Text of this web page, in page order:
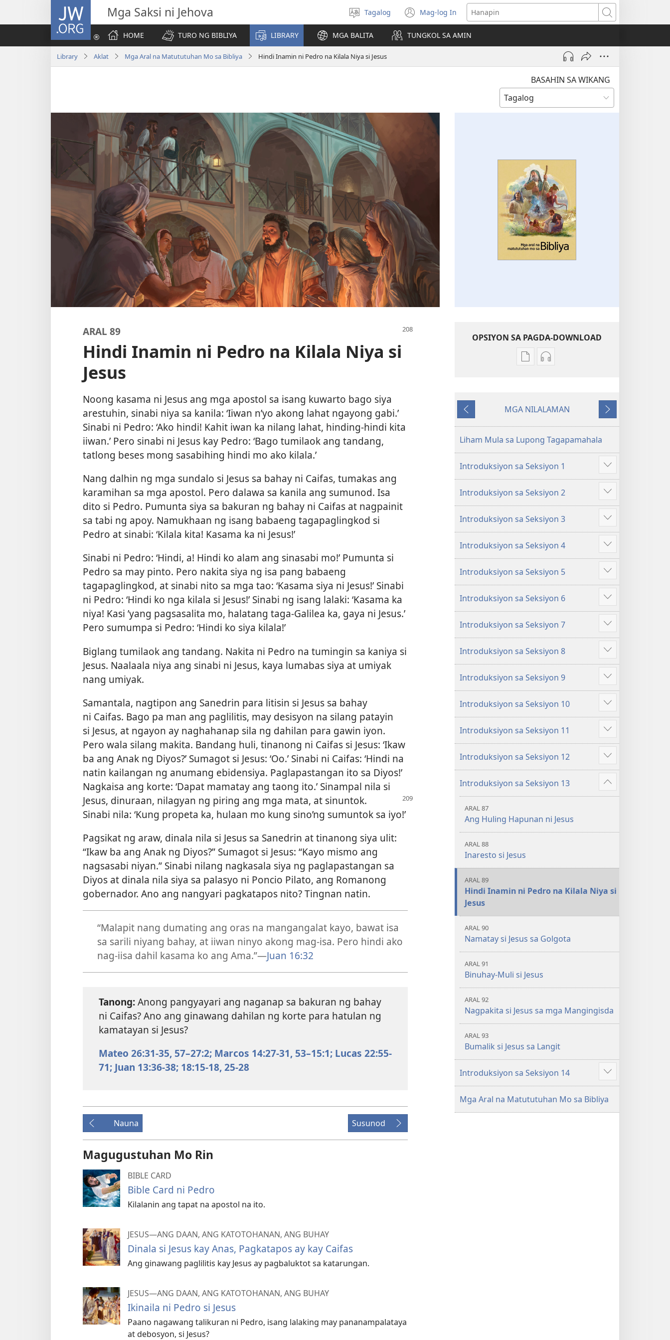
JW.ORG Mga Saksi ni Jehova
Pumili
ng
wika
Tagalog Mag-log In
(may
bubukas
na
bagong
Hanapin
HOME
TURO NG BIBLIYA LIBRARY MGA BALITA TUNGKOL SA AMIN
Library Aklat Mga Aral na Matututuhan Mo sa Bibliya Hindi Inamin ni Pedro na Kilala Niya si Jesus
BASAHIN SA WIKANG
ARAL 89
Hindi Inamin ni Pedro na Kilala Niya si
Jesus
Noong kasama ni Jesus ang mga apostol sa isang kuwarto bago siya
arestuhin, sinabi niya sa kanila: ‘Iiwan n’yo akong lahat ngayong gabi.’
Sinabi ni Pedro: ‘Ako hindi! Kahit iwan ka nilang lahat, hinding-hindi kita
iiwan.’ Pero sinabi ni Jesus kay Pedro: ‘Bago tumilaok ang tandang,
tatlong beses mong sasabihing hindi mo ako kilala.’
Nang dalhin ng mga sundalo si Jesus sa bahay ni Caifas, tumakas ang
karamihan sa mga apostol. Pero dalawa sa kanila ang sumunod. Isa
dito si Pedro. Pumunta siya sa bakuran ng bahay ni Caifas at nagpainit
sa tabi ng apoy. Namukhaan ng isang babaeng tagapaglingkod si
Pedro at sinabi: ‘Kilala kita! Kasama ka ni Jesus!’
Sinabi ni Pedro: ‘Hindi, a! Hindi ko alam ang sinasabi mo!’ Pumunta si
Pedro sa may pinto. Pero nakita siya ng isa pang babaeng
tagapaglingkod, at sinabi nito sa mga tao: ‘Kasama siya ni Jesus!’ Sinabi
ni Pedro: ‘Hindi ko nga kilala si Jesus!’ Sinabi ng isang lalaki: ‘Kasama ka
niya! Kasi ’yang pagsasalita mo, halatang taga-Galilea ka, gaya ni Jesus.’
Pero sumumpa si Pedro: ‘Hindi ko siya kilala!’
Biglang tumilaok ang tandang. Nakita ni Pedro na tumingin sa kaniya si
Jesus. Naalaala niya ang sinabi ni Jesus, kaya lumabas siya at umiyak
nang umiyak.
Samantala, nagtipon ang Sanedrin para litisin si Jesus sa bahay
ni Caifas. Bago pa man ang paglilitis, may desisyon na silang patayin
si Jesus, at ngayon ay naghahanap sila ng dahilan para gawin iyon.
Pero wala silang makita. Bandang huli, tinanong ni Caifas si Jesus: ‘Ikaw
ba ang Anak ng Diyos?’ Sumagot si Jesus: ‘Oo.’ Sinabi ni Caifas: ‘Hindi na
natin kailangan ng anumang ebidensiya. Paglapastangan ito sa Diyos!’
Nagkaisa ang korte: ‘Dapat mamatay ang taong ito.’ Sinampal nila si
Jesus, dinuraan, nilagyan ng piring ang mga mata, at sinuntok.
Sinabi nila: ‘Kung propeta ka, hulaan mo kung sino’ng sumuntok sa iyo!’
Pagsikat ng araw, dinala nila si Jesus sa Sanedrin at tinanong siya ulit:
“Ikaw ba ang Anak ng Diyos?” Sumagot si Jesus: “Kayo mismo ang
nagsasabi niyan.” Sinabi nilang nagkasala siya ng paglapastangan sa
Diyos at dinala nila siya sa palasyo ni Poncio Pilato, ang Romanong
gobernador. Ano ang nangyari pagkatapos nito? Tingnan natin.
“Malapit nang dumating ang oras na mangangalat kayo, bawat isa
sa sarili niyang bahay, at iiwan ninyo akong mag-isa. Pero hindi ako
nag-iisa dahil kasama ko ang Ama.”​—Juan 16:32
Tanong:Anong pangyayari ang naganap sa bakuran ng bahay
ni Caifas? Ano ang ginawang dahilan ng korte para hatulan ng
kamatayan si Jesus?
Mateo 26:31-35, 57–27:2; Marcos 14:27-31, 53–15:1; Lucas 22:55-
71; Juan 13:36-38; 18:15-18,25-28
Nauna Susunod
Magugustuhan Mo Rin
BIBLE CARD
Bible Card ni Pedro
Kilalanin ang tapat na apostol na ito.
JESUS—ANG DAAN, ANG KATOTOHANAN, ANG BUHAY
Dinala si Jesus kay Anas, Pagkatapos ay kay Caifas
Ang ginawang paglilitis kay Jesus ay pagbaluktot sa katarungan.
JESUS—ANG DAAN, ANG KATOTOHANAN, ANG BUHAY
Ikinaila ni Pedro si Jesus
Paano nagawang talikuran ni Pedro, isang lalaking may pananampalataya
at debosyon, si Jesus?
OPSIYON SA PAGDA-DOWNLOAD
Opsiyon
ng
Aral
Matututuhan
Mo
sa
Bibliya
Opsiyon
ng
Mga
Aral
Matututuhan
Mo
sa
Bibliya
Nauna
MGA NILALAMAN
Susunod
Liham Mula sa Lupong Tagapamahala
Introduksiyon sa Seksiyon 1
Ipakita
ang
iba
pa
Introduksiyon sa Seksiyon 2
Ipakita
ang
iba
pa
Introduksiyon sa Seksiyon 3
Ipakita
ang
iba
pa
Introduksiyon sa Seksiyon 4
Ipakita
ang
iba
pa
Introduksiyon sa Seksiyon 5
Ipakita
ang
iba
pa
Introduksiyon sa Seksiyon 6
Ipakita
ang
iba
pa
Introduksiyon sa Seksiyon 7
Ipakita
ang
iba
pa
Introduksiyon sa Seksiyon 8
Ipakita
ang
iba
pa
Introduksiyon sa Seksiyon 9
Ipakita
ang
iba
pa
Introduksiyon sa Seksiyon 10
Ipakita
ang
iba
pa
Introduksiyon sa Seksiyon 11
Ipakita
ang
iba
pa
Introduksiyon sa Seksiyon 12
Ipakita
ang
iba
pa
Introduksiyon sa Seksiyon 13
Ipakita
ang
ARAL 87
Ang Huling Hapunan ni Jesus
ARAL 88
Inaresto si Jesus
ARAL 89
Hindi Inamin ni Pedro na Kilala Niya si
Jesus
ARAL 90
Namatay si Jesus sa Golgota
ARAL 91
Binuhay-Muli si Jesus
ARAL 92
Nagpakita si Jesus sa mga Mangingisda
ARAL 93
Bumalik si Jesus sa Langit
Introduksiyon sa Seksiyon 14
Ipakita
ang
iba
pa
Mga Aral na Matututuhan Mo sa Bibliya